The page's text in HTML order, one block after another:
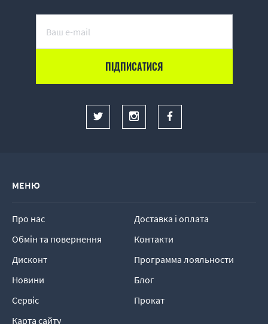
МЕНЮ
Про нас
Доставка і оплата
Обмін та повернення
Контакти
Дисконт
Программа лояльности
Новини
Блог
Сервіс
Прокат
Карта сайту